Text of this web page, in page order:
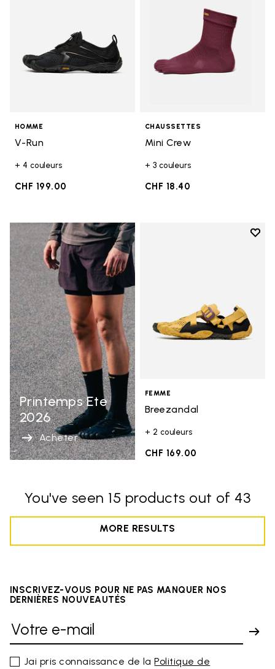
HOMME
V-Run
+ 4 couleurs
CHF 199.00
CHAUSSETTES
Mini Crew
+ 3 couleurs
CHF 18.40
Printemps Ete
2026
Acheter
Add
FEMME
Breezandal
+ 2 couleurs
CHF 169.00
You've seen 15 products out of 43
MORE RESULTS
INSCRIVEZ-VOUS POUR NE PAS MANQUER NOS
DERNIÈRES NOUVEAUTÉS
Jai pris connaissance de laPolitique de